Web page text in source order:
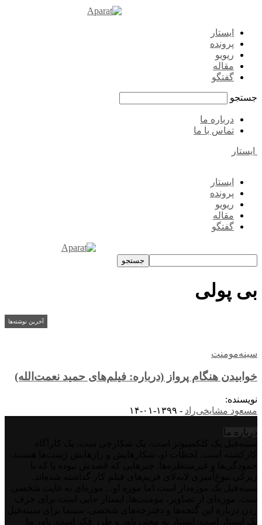
ایستار
پرونده
ریویو
مقاله
گفتگو
جستجو
درباره ما
تماس با ما
ایستار
ایستار
پرونده
ریویو
مقاله
گفتگو
بی پولی
آخرین نوشته‌ها
سینه‌مومنت
خوابیدن هنگام پرواز (درباره: فیلم‌های حمید نعمت‌الله)
نویسنده:
مسعود مشایخی‌راد - ۱۳۹۹-۰۱-۱۴
درباره‌ ما